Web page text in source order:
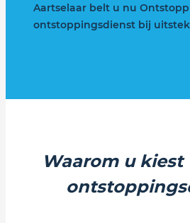
Aartselaar belt u nu
ontstoppingsdienst bij
Waarom u kiest